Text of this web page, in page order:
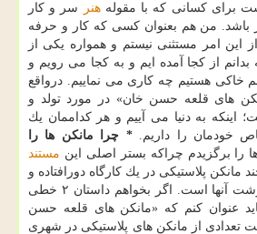
برای كسانی كه با مقولههنر
سر و كار
باشد. من هم بعنوان كسی كه كار و حرفه
این امر مستثنی نیستم و همواره یكی از
بدانم از كجا آمده ایم و به كجا می رویم و
خاكی هستیم چه كاری می نماییم. درواقع
های قلعه حسن خان» در مورد تولد و
اینكه به دنیا می آییم و هر كداممان یك
خودمان را داریم.* چرا مانكن ها را
را برگزیدم چراكه بستر اصلی این مستند
مانكن پلاستیكی در یك كارگاه دورافتاده و
توجه به عاقبت و سرنوشت آنها است. اگر بخواهم داستان ۲ خطی
عنوان كنم كه «مانكن های قلعه حسن
تعدادی از مانكن های پلاستیكی در شهری